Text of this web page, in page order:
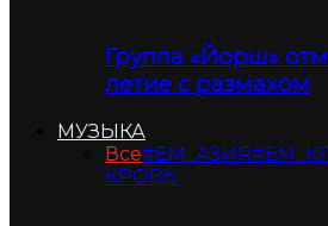
Группа «Йорш»
летие с размахом
МУЗЫКА
Все#ЕМ_АЗИЯ
КРОВЬ